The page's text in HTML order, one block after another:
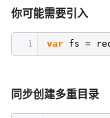
你可能需要引入
1 var fs =
同步创建多重目录